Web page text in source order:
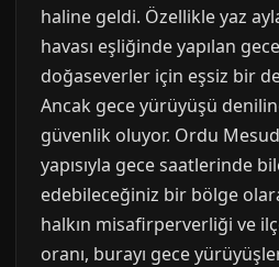
haline geldi. Özellikle yaz
havası eşliğinde yapılan
doğaseverler için eşsiz bir
Ancak gece yürüyüşü
güvenlik oluyor. Ordu
yapısıyla gece saatlerinde
edebileceğiniz bir bölge
halkın misafirperverliği ve
oranı, burayı gece